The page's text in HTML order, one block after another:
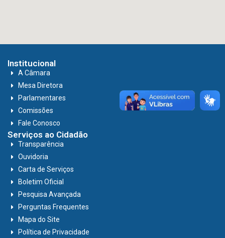
Institucional
A Câmara
Mesa Diretora
Parlamentares
Comissões
Fale Conosco
Serviços ao Cidadão
Transparência
Ouvidoria
Carta de Serviços
Boletim Oficial
Pesquisa Avançada
Perguntas Frequentes
Mapa do Site
Política de Privacidade